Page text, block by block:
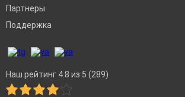
Партнеры
Поддержка
Наш рейтинг 4.8 из 5 (289)